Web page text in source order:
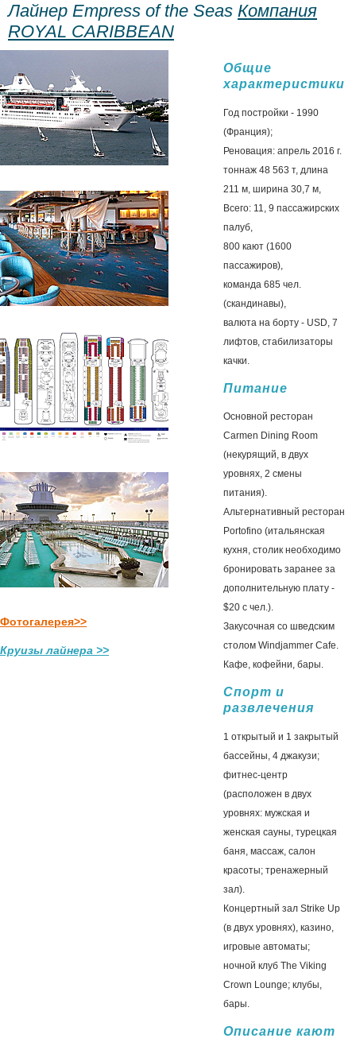
Лайнер Empress of the Seas Компания
ROYAL CARIBBEAN
Фотогалерея>>
Круизы лайнера >>
Общие
характеристики
Год постройки - 1990
(Франция);
Реновация: апрель 2016 г.
тоннаж 48 563 т, длина
211 м, ширина 30,7 м,
Всего: 11, 9 пассажирских
палуб,
800 кают (1600
пассажиров),
команда 685 чел.
(скандинавы),
валюта на борту - USD, 7
лифтов, стабилизаторы
качки.
Питание
Основной ресторан
Carmen Dining Room
(некурящий, в двух
уровнях, 2 смены
питания).
Альтернативный ресторан
Portofino (итальянская
кухня, столик необходимо
бронировать заранее за
дополнительную плату -
$20 с чел.).
Закусочная со шведским
столом Windjammer Cafe.
Кафе, кофейни, бары.
Спорт и
развлечения
1 открытый и 1 закрытый
бассейны, 4 джакузи;
фитнес-центр
(расположен в двух
уровнях: мужская и
женская сауны, турецкая
баня, массаж, салон
красоты; тренажерный
зал).
Концертный зал Strike Up
(в двух уровнях), казино,
игровые автоматы;
ночной клуб The Viking
Crown Lounge; клубы,
бары.
Описание кают